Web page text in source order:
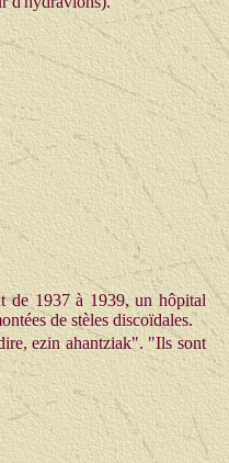
de 1937 à 1939, un hôpital
de stèles discoïdales.
ezin ahantziak". "Ils sont